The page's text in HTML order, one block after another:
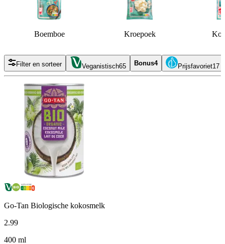
Boemboe Kroepoek
Filter en sorteer Veganistisch65 Bonus4 Prijsfavoriet17
Go-Tan Biologische kokosmelk
2.99
400 ml